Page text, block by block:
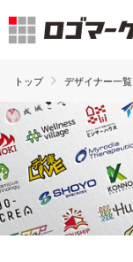
トップ デザイナー一覧